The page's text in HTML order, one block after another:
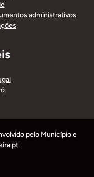
administrativos
pelo Município e